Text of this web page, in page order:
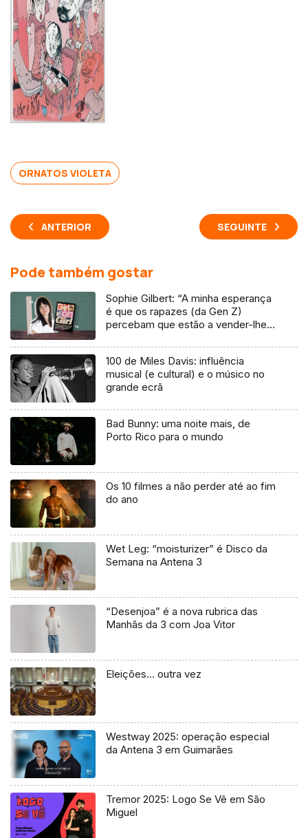
ORNATOS VIOLETA
ANTERIOR SEGUINTE
Pode também gostar
Sophie Gilbert: “A minha esperança
é que os rapazes (da Gen Z)
percebam que estão a vender-lhes
100 de Miles Davis: influência
musical (e cultural) e o músico no
grande ecrã
Bad Bunny: uma noite mais, de
Porto Rico para o mundo
Os 10 filmes a não perder até ao fim
do ano
Wet Leg: “moisturizer” é Disco da
Semana na Antena 3
“Desenjoa” é a nova rubrica das
Manhãs da 3 com Joa Vitor
Eleições… outra vez
Westway 2025: operação especial
da Antena 3 em Guimarães
Tremor 2025: Logo Se Vê em São
Miguel